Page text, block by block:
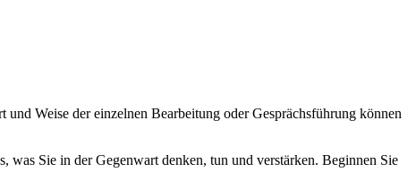
Weise der einzelnen Bearbeitung oder Gesprächsführung können
Sie in der Gegenwart denken, tun und verstärken. Beginnen Sie